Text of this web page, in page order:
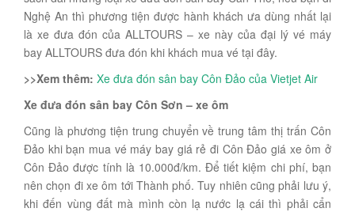
Nghệ An thì phương tiện được hành khách ưa dùng nhất lại
là xe đưa đón của ALLTOURS – xe này của đại lý vé máy
bay ALLTOURS đưa đón khi khách mua vé tại đây.
>>Xem thêm: Xe đưa đón sân bay Côn Đảo của Vietjet Air
Xe đưa đón sân bay Côn Sơn – xe ôm
Cũng là phương tiện trung chuyển về trung tâm thị trấn Côn
Đảo khi bạn mua vé máy bay giá rẻ đi Côn Đảo giá xe ôm ở
Côn Đảo được tính là 10.000đ/km. Để tiết kiệm chi phí, bạn
nên chọn đi xe ôm tới Thành phố. Tuy nhiên cũng phải lưu ý,
khi đến vùng đất mà mình còn lạ nước lạ cái thì phải cẩn